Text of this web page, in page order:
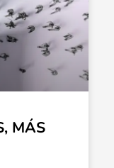
MÁS